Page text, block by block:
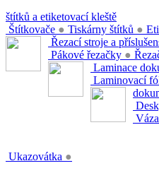
štítků a etiketovací kleště
Štítkovače ● Tiskárny štítků ●
Řezací stroje a
Pákové řezačky ●
Laminace
Laminovací
Ukazovátka ●